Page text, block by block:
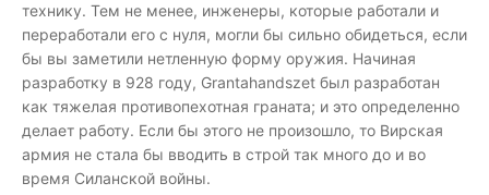
технику. Тем не менее, инженеры, которые работали и
переработали его с нуля, могли бы сильно обидеться, если
бы вы заметили нетленную форму оружия. Начиная
разработку в 928 году, Grantahandszet был разработан
как тяжелая противопехотная граната; и это определенно
делает работу. Если бы этого не произошло, то Вирская
армия не стала бы вводить в строй так много до и во
время Силанской войны.